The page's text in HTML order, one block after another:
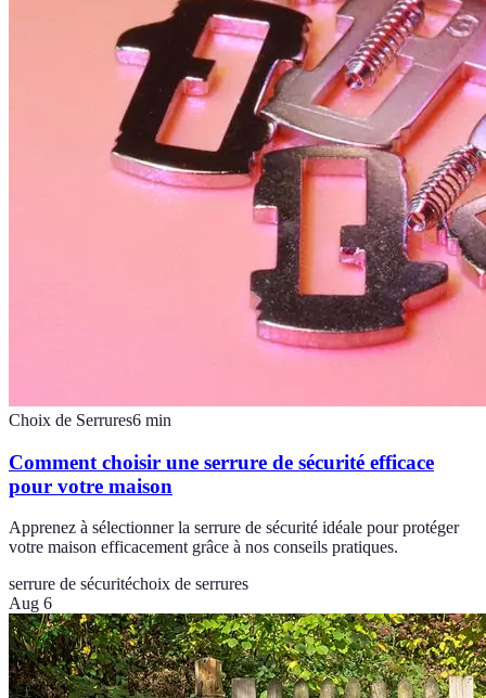
Choix de Serrures6 min
Comment choisir une serrure de sécurité efficace
pour votre maison
Apprenez à sélectionner la serrure de sécurité idéale pour protéger
votre maison efficacement grâce à nos conseils pratiques.
serrure de sécuritéchoix de serrures
Aug 6